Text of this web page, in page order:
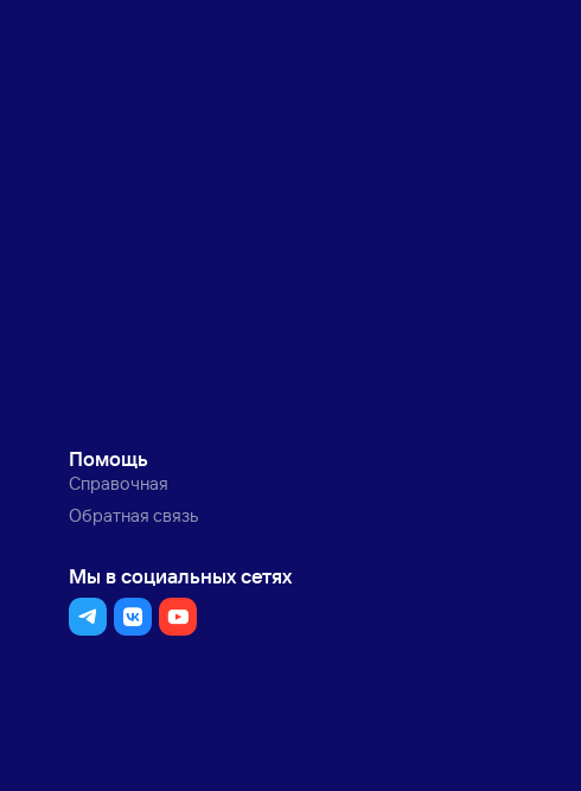
Помощь
Справочная
Обратная связь
Мы в социальных сетях